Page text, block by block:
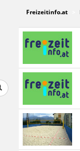
Freizeitinfo.at